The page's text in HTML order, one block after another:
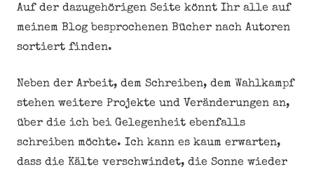
Auf der dazugehörigen Seite könnt Ihr alle auf
meinem Blog besprochenen Bücher nach Autoren
sortiert finden.
Neben der Arbeit, dem Schreiben, dem Wahlkampf
stehen weitere Projekte und Veränderungen an,
über die ich bei Gelegenheit ebenfalls
schreiben möchte. Ich kann es kaum erwarten,
dass die Kälte verschwindet, die Sonne wieder